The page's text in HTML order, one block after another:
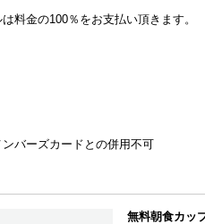
料金の100％をお支払い頂きます。
バーズカードとの併用不可
無料朝食カッ